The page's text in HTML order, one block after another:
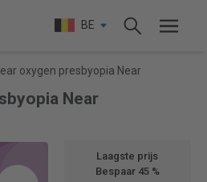
BE
oxygen presbyopia Near
Near
Laagste prijs
Bespaar 45 %